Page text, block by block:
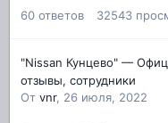
60 ответов 32543
"Nissan Кунцево" —
отзывы, сотрудники
От vnr, 26 июля, 2022